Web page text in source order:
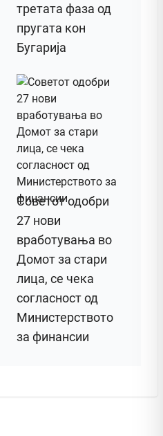
третата фаза од
пругата кон
Бугарија
Советот одобри
27 нови
вработувања во
Домот за стари
лица, се чека
согласност од
Министерството
за финансии